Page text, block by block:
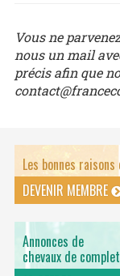
Vous ne
nous un mail
précis afin que
Les bonnes raisons
DEVENIR MEMBRE
Annonces de
chevaux de complet